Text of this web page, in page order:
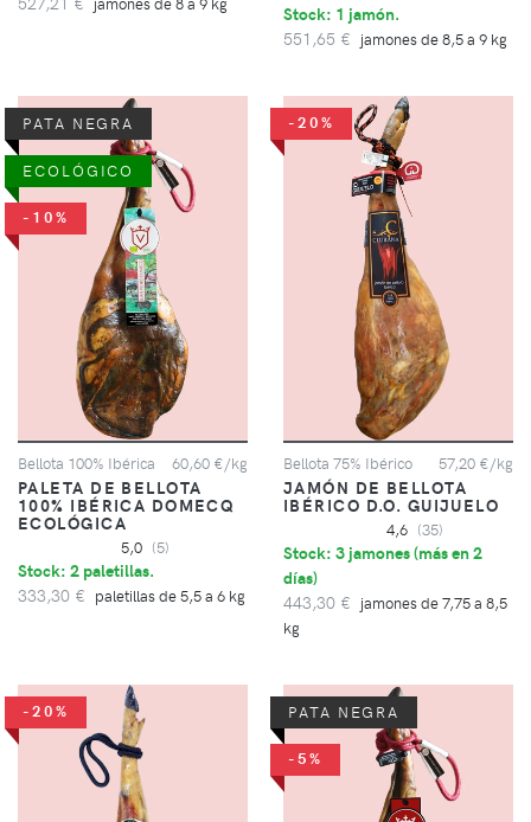
Stock: 1 jamón.
551,65 € jamones de 8,5 a 9 kg
PATA NEGRA
ECOLÓGICO
-10%
Bellota 100% Ibérica 60,60 €/kg
PALETA DE BELLOTA
100% IBÉRICA DOMECQ
ECOLÓGICA
5,0 (5)
Stock: 2 paletillas.
333,30 € paletillas de 5,5 a 6 kg
-20%
Bellota 75% Ibérico 57,20 €/kg
JAMÓN DE BELLOTA
IBÉRICO D.O. GUIJUELO
4,6 (35)
Stock: 3 jamones (más en 2
días)
443,30 € jamones de 7,75 a 8,5
kg
-20% PATA NEGRA
-5%